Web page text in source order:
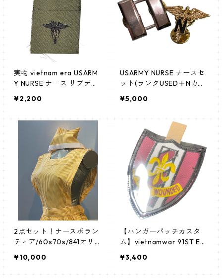
実物 vietnam era USARM
Y NURSE ナース サブデュ
ク別売り
¥2,200
USARMY NURSE ナースセ
ット(ランクUSED＋Nカド
¥5,000
2点セット！ナースボラン
ティア/60s70s/841オリジ
T/イエローキャンディスト
ライプ candystripe エプ
¥10,000
【ハンガーパッチカスタ
ム】vietnamwar 91ST EV
次避難病院 レプリカパッ
チ
¥3,400